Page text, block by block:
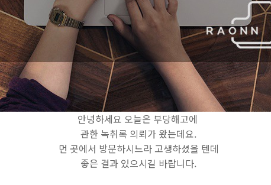
안녕하세요 오늘은 부당해고에
관한 녹취록 의뢰가 왔는데요.
먼 곳에서 방문하시느라 고생하셨을 텐데
좋은 결과 있으시길 바랍니다.